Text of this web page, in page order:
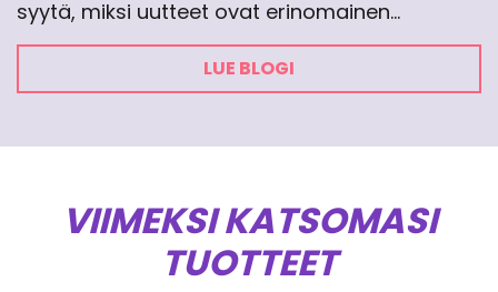
syytä, miksi uutteet ovat erinomainen…
LUE BLOGI
VIIMEKSI KATSOMASI
TUOTTEET